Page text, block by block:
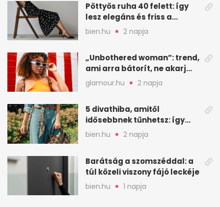
Pöttyös ruha 40 felett: így
lesz elegáns és friss a
kedvenc minta
bien.hu 2 napja
„Unbothered woman”: trend,
ami arra bátorít, ne akarj
mindenkinek megfelelni
glamour.hu 2 napja
5 divathiba, amitől
idősebbnek tűnhetsz: így
frissíts a megjelenéseden
bien.hu 2 napja
Barátság a szomszéddal: a
túl közeli viszony fájó leckéje
bien.hu 1 napja